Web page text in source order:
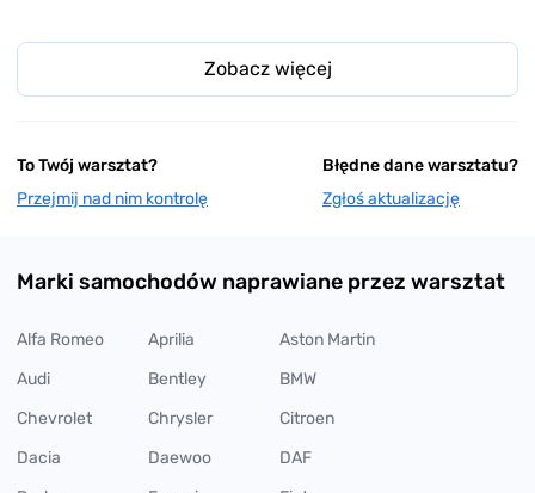
Zobacz więcej
To Twój warsztat?
Przejmij nad nim kontrolę
Błędne dane warsztatu?
Zgłoś aktualizację
Marki samochodów naprawiane przez warsztat
Alfa Romeo Aprilia
Aston Martin
Audi
Bentley
BMW
Chevrolet
Chrysler
Citroen
Dacia
Daewoo
DAF